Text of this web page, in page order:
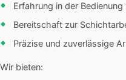
Erfahrung in der
Bereitschaft zur
Präzise und zuverlässige
Wir bieten: